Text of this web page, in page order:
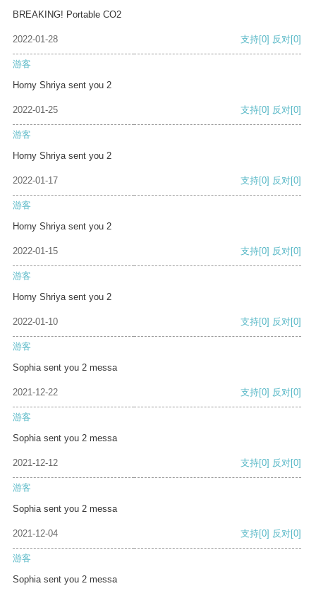
BREAKING! Portable CO2
2022-01-28 支持[0] 反对[0]
游客
Horny Shriya sent you 2
2022-01-25 支持[0] 反对[0]
游客
Horny Shriya sent you 2
2022-01-17 支持[0] 反对[0]
游客
Horny Shriya sent you 2
2022-01-15 支持[0] 反对[0]
游客
Horny Shriya sent you 2
2022-01-10 支持[0] 反对[0]
游客
Sophia sent you 2 messa
2021-12-22 支持[0] 反对[0]
游客
Sophia sent you 2 messa
2021-12-12 支持[0] 反对[0]
游客
Sophia sent you 2 messa
2021-12-04 支持[0] 反对[0]
游客
Sophia sent you 2 messa